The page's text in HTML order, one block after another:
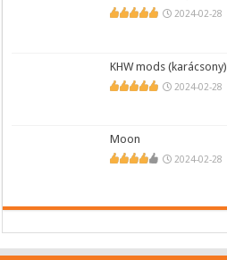
2024-02-28
KHW mods (karácsony)
2024-02-28
Moon
2024-02-28